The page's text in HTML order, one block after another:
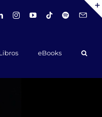
LinkedInInstagramYouTubeTiktokSpotify
eBooks